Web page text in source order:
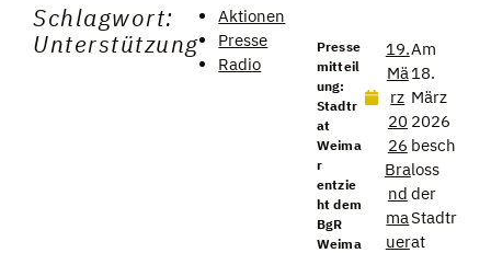
Schlagwort:
Unterstützung
Aktionen
Presse
Radio
Presse
mitteil
ung:
Stadtr
at
Weima
r
entzie
ht dem
BgR
Weima
19.
Mä
rz
20
26
Bra
nd
ma
uer
Am
18.
März
2026
besch
loss
der
Stadtr
at